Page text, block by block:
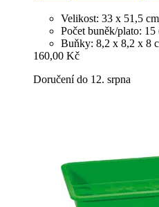
Velikost: 33 x 51,5 cm
Počet buněk/plato: 15
Buňky: 8,2 x 8,2 x 8
160,00 Kč
Doručení do 12. srpna